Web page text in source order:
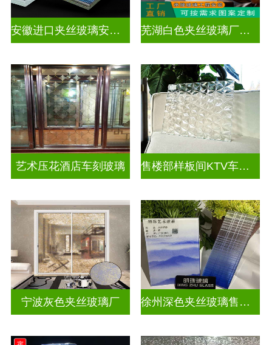
安徽进口夹丝玻璃安装电话 芜湖白色夹丝玻璃厂家在哪里
艺术压花酒店车刻玻璃 售楼部样板间KTV车刻玻璃
宁波灰色夹丝玻璃厂 徐州深色夹丝玻璃售价多少钱